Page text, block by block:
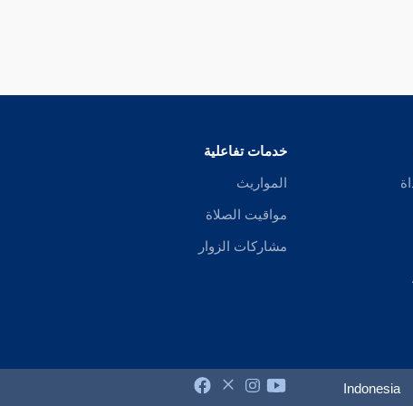
خدمات تفاعلية
المواريث
مواقيت الصلاة
مشاركات الزوار
Indonesia